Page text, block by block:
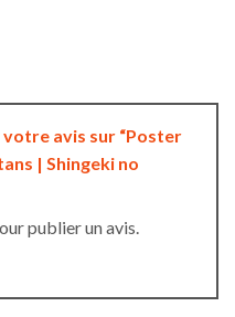
avis sur “Poster
| Shingeki no
publier un avis.